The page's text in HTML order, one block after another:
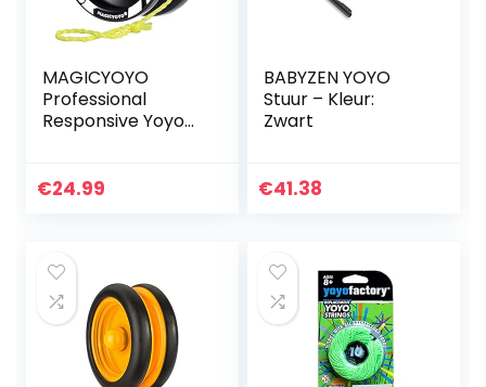
MAGICYOYO
Professional
Responsive Yoyo
voor kinderen
€24.99
BABYZEN YOYO
Stuur – Kleur:
Zwart
€41.38